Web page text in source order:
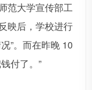
范大学宣传部工
映后，学校进行
”。而在昨晚 10
付了。”